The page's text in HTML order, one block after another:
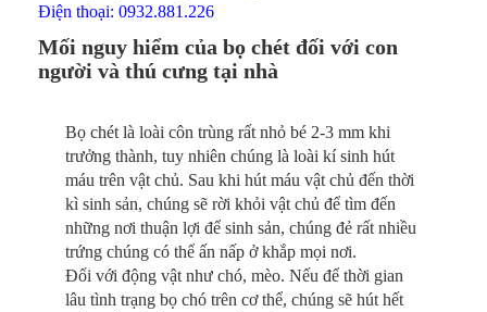
Điện thoại: 0932.881.226
Mối nguy hiểm của bọ chét đối với con
người và thú cưng tại nhà
Bọ chét là loài côn trùng rất nhỏ bé 2-3 mm khi
trưởng thành, tuy nhiên chúng là loài kí sinh hút
máu trên vật chủ. Sau khi hút máu vật chủ đến thời
kì sinh sản, chúng sẽ rời khỏi vật chủ để tìm đến
những nơi thuận lợi để sinh sản, chúng đẻ rất nhiều
trứng chúng có thể ấn nấp ở khắp mọi nơi.
Đối với động vật như chó, mèo. Nếu để thời gian
lâu tình trạng bọ chó trên cơ thể, chúng sẽ hút hết